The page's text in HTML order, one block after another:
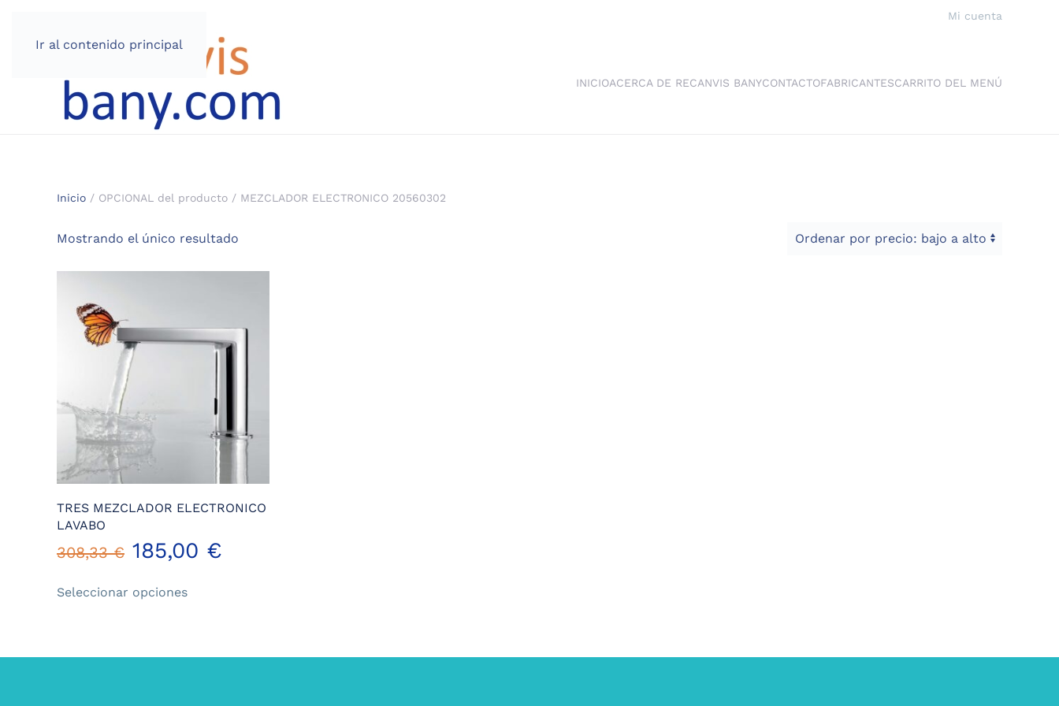
Ir al contenido principal
Mi cuenta
INICIOACERCA DE RECANVIS BANYCONTACTOFABRICANTESCARRITO DEL MENÚ
Inicio / OPCIONAL del producto / MEZCLADOR ELECTRONICO 20560302
Mostrando el único resultado
TRES MEZCLADOR ELECTRONICO
LAVABO
308,33€ 185,00 €
Seleccionar opcionesproducto